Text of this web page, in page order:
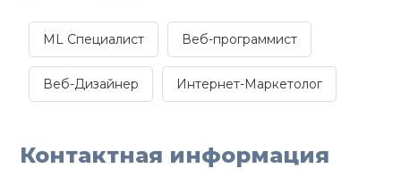
ML Специалист Веб-программист
Веб-Дизайнер Интернет-Маркетолог
Контактная информация